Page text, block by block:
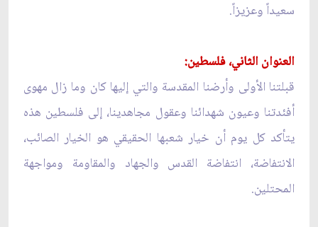
سعيداً وعزيزاً.
العنوان الثاني، فلسطين:
قبلتنا الأولى وأرضنا المقدسة والتي إليها كان وما زال مهوى
أفئدتنا وعيون شهدائنا وعقول مجاهدينا، إلى فلسطين هذه
يتأكد كل يوم أن خيار شعبها الحقيقي هو الخيار الصائب،
الانتفاضة، انتفاضة القدس والجهاد والمقاومة ومواجهة
المحتلين.